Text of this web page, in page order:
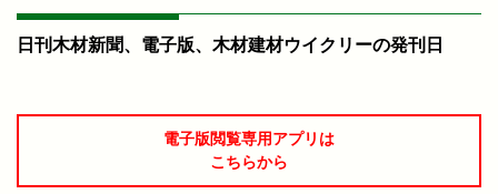
日刊木材新聞、電子版、木材建材ウイクリーの発刊日
電子版閲覧専用アプリは
こちらから